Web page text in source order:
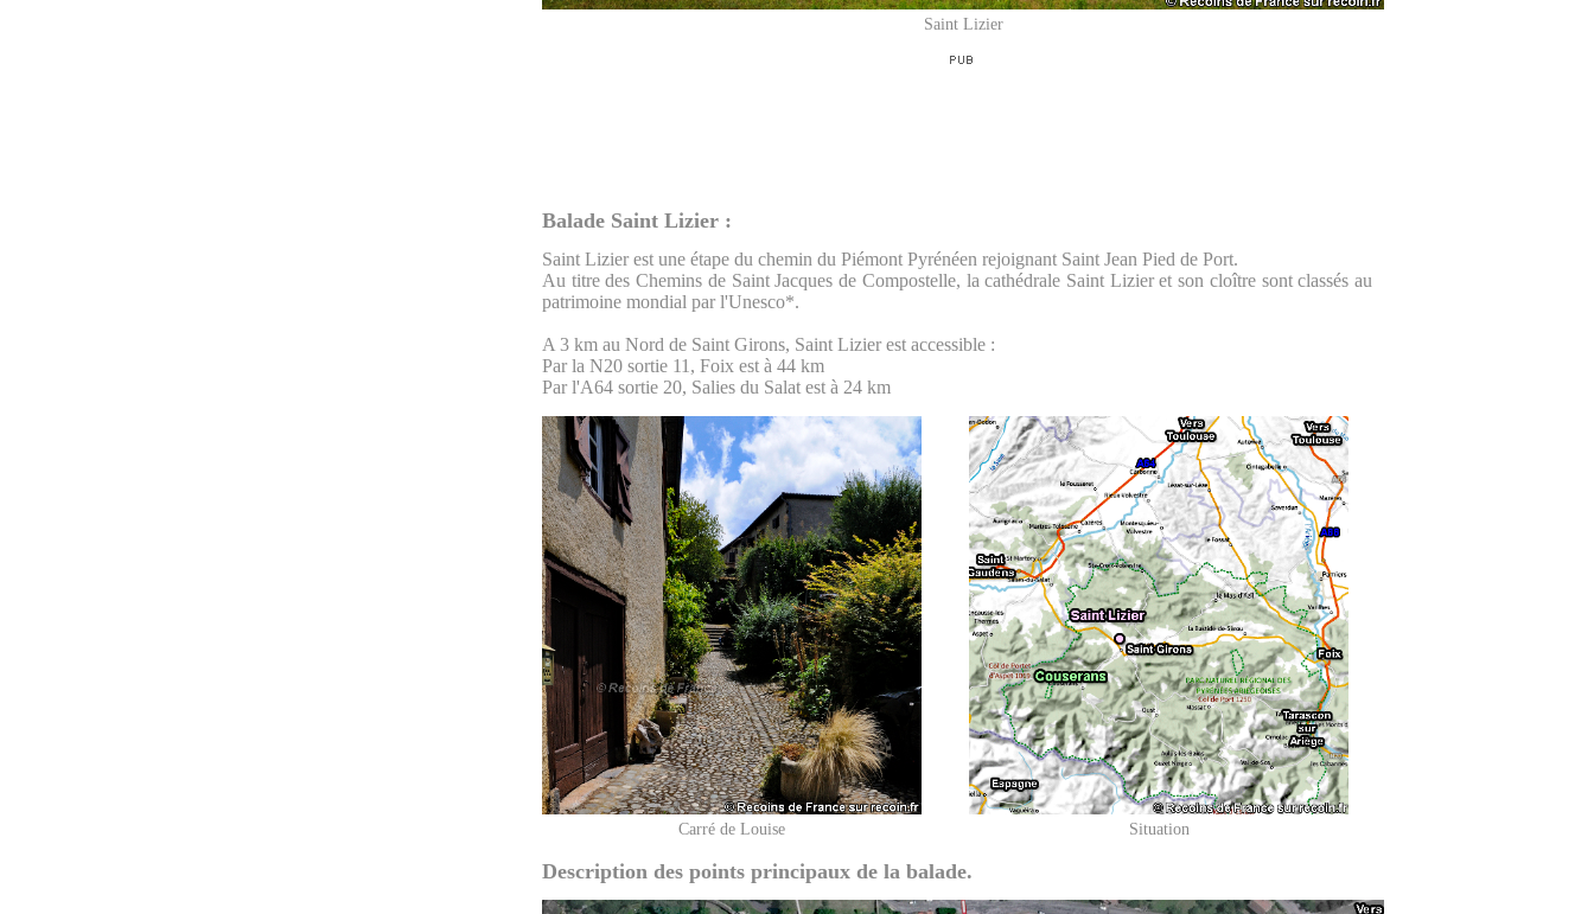
Saint Lizier
Balade Saint Lizier :
Saint Lizier est une étape du chemin du Piémont Pyrénéen rejoignant Saint Jean Pied de Port.
Au titre des Chemins de Saint Jacques de Compostelle, la cathédrale Saint Lizier et son cloître sont classés au
patrimoine mondial par l'Unesco*.
A 3 km au Nord de Saint Girons, Saint Lizier est accessible :
Par la N20 sortie 11, Foix est à 44 km
Par l'A64 sortie 20, Salies du Salat est à 24 km
Carré de Louise Situation
Description des points principaux de la balade.